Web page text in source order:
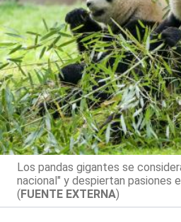
Los pandas gigantes se
nacional" y despiertan pasiones
(FUENTE EXTERNA)